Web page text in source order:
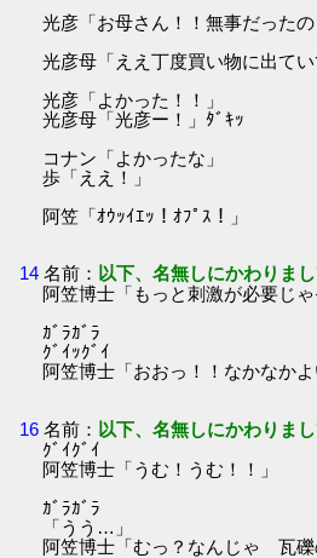
光彦「お母さん！！無事だったの
光彦母「ええ丁度買い物に出て
光彦「よかった！！」
光彦母「光彦ー！」ﾀﾞｷｯ
コナン「よかったな」
歩「ええ！」
阿笠「ｵｳｯｲｴｯ！ｵﾌﾟｽ！」
14 名前： 以下、名無しにかわりま
阿笠博士「もっと刺激が必要じ
ｶﾞﾗｶﾞﾗ
ｸﾞｲｯｸﾞｲ
阿笠博士「おおっ！！なかなかよ
16 名前： 以下、名無しにかわりま
ｸﾞｲｸﾞｲ
阿笠博士「うむ！うむ！！」
ｶﾞﾗｶﾞﾗ
「うう…」
阿笠博士「むっ？なんじゃ 瓦礫